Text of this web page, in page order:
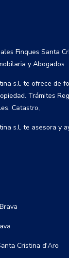
Finques Santa
y Abogados
s.l. te ofrece de
Trámites
Catastro,
s.l. te asesora y
Cristina d'Aro